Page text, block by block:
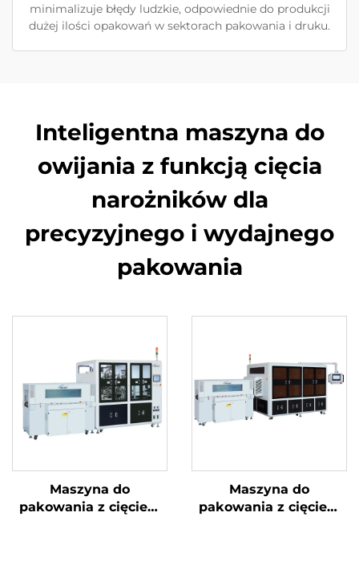
minimalizuje błędy ludzkie, odpowiednie do produkcji
dużej ilości opakowań w sektorach pakowania i druku.
Inteligentna maszyna do
owijania z funkcją cięcia
narożników dla
precyzyjnego i wydajnego
pakowania
Maszyna do
pakowania z cięciem
Maszyna do
pakowania z cięciem